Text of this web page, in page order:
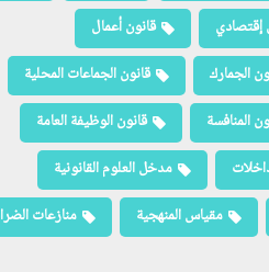
إقتصادي
قانون أعمال
الجمارك
قانون الجماعات المحلية
المنافسة
قانون الوظيفة العامة
مدخل العلوم القانونية
مقياس المنهجية
منازعات